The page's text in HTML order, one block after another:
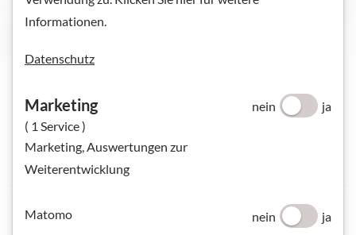
Informationen.
Datenschutz
Marketing
( 1 Service )
Marketing, Auswertungen zur
Weiterentwicklung
nein ja
Matomo nein ja